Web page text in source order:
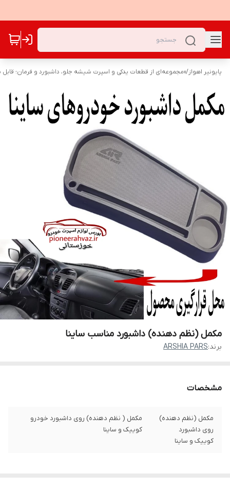
پایونیر اهواز/«مجموعه‌ای از قطعات یدکی و اسپرت شیشه جلو، داشبورد و فرمان؛ قابل
مکمل (نظم دهنده) داشبورد مناسب ساینا
برند:ARSHIA PARS
مشخصات
مکمل (نظم دهنده)
روی داشبورد
کوییک و ساینا
مکمل ( نظم دهنده) روی داشبورد خودرو
کوییک و ساینا